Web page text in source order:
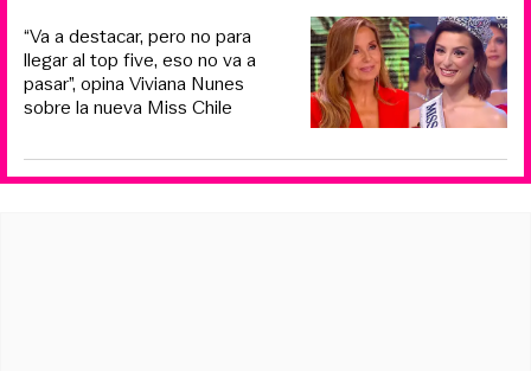
“Va a destacar, pero no para
llegar al top five, eso no va a
pasar”, opina Viviana Nunes
sobre la nueva Miss Chile